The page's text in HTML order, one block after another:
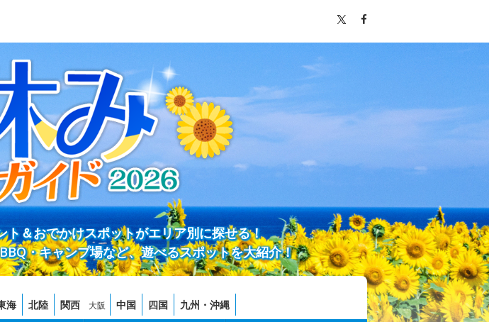
＆おでかけスポットがエリア別に探せる！
・キャンプ場など、遊べるスポットを大紹介！
海 北陸 関西 大阪 中国 四国 九州・沖縄